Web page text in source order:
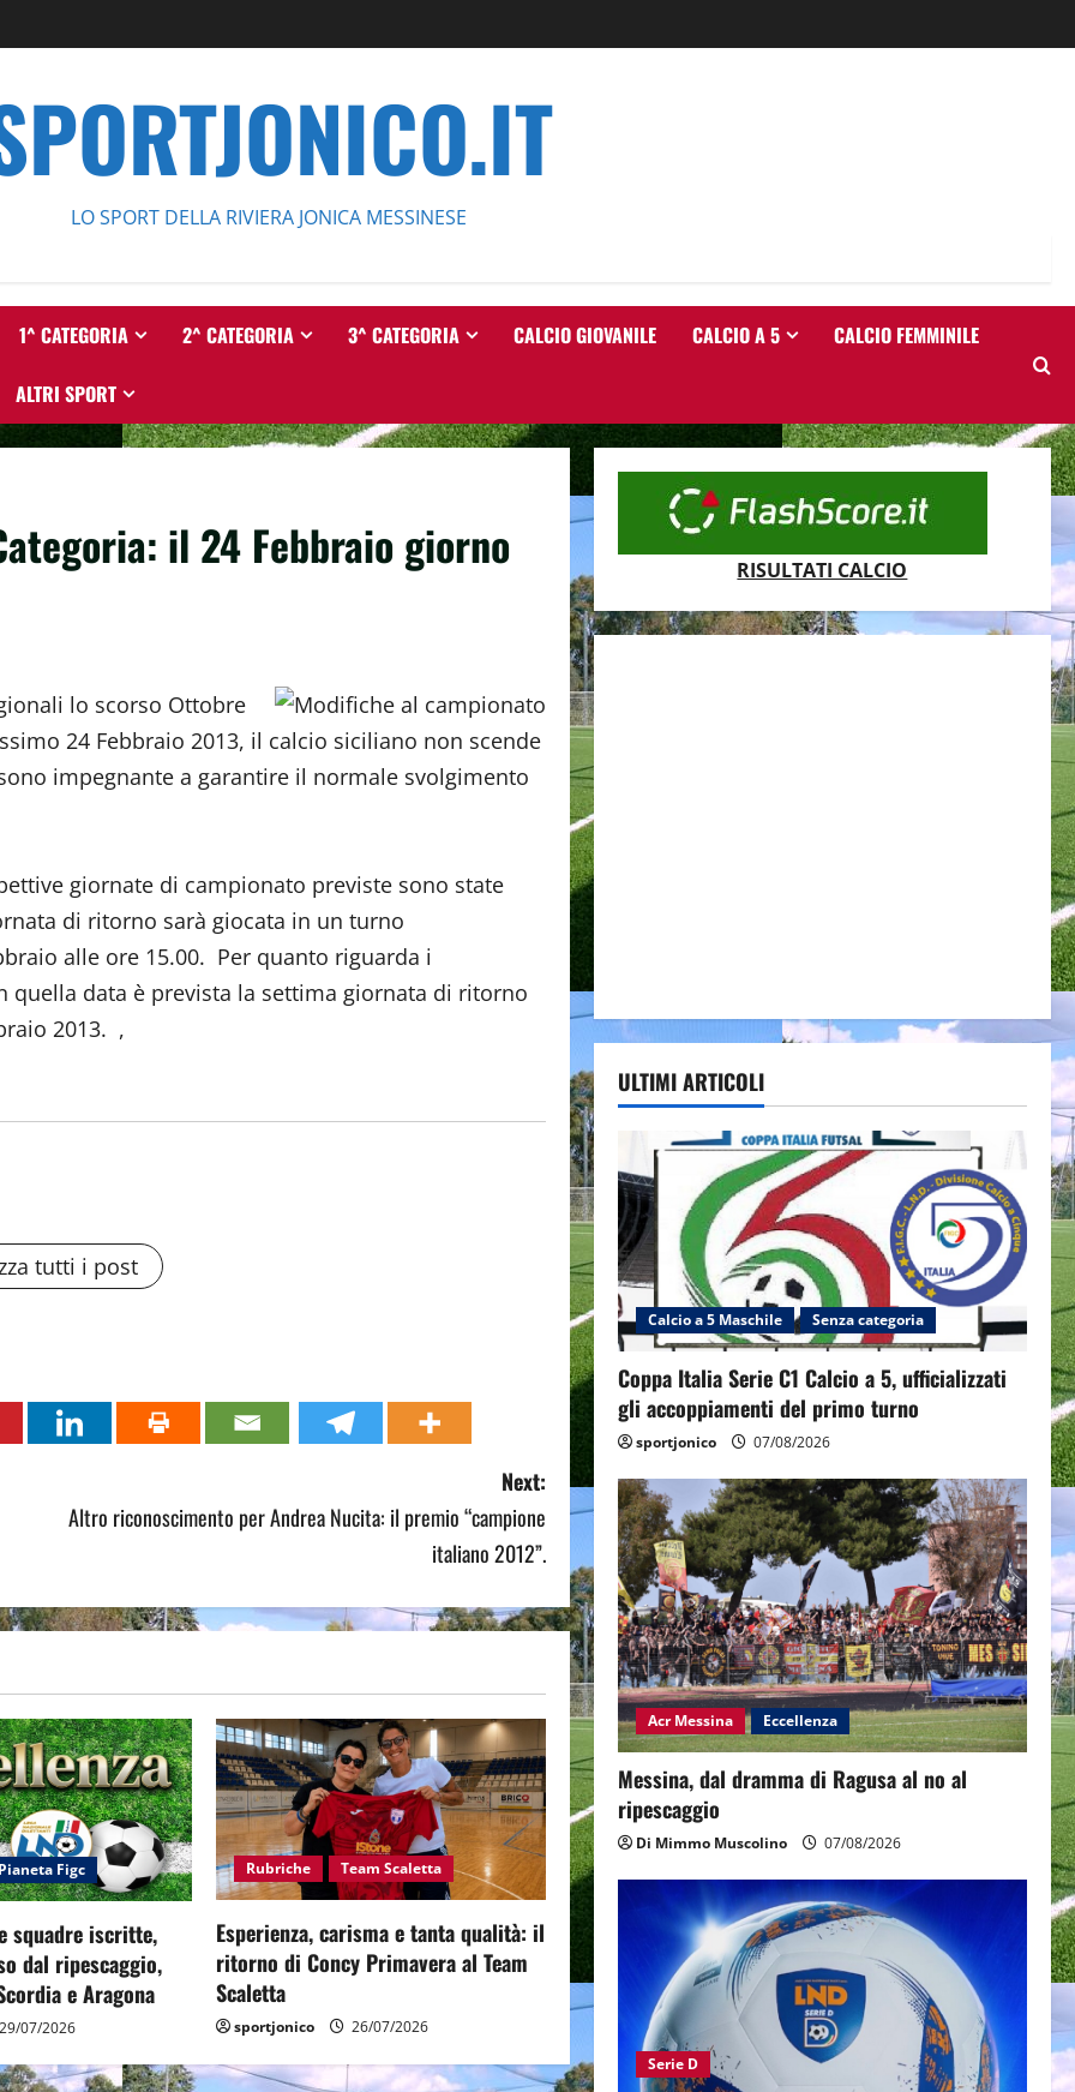
LO SPORT DELLA RIVIERA JONICA MESSINESE
1^ CATEGORIA 2^ CATEGORIA 3^ CATEGORIA CALCIO GIOVANILE CALCIO A 5 CALCIO FEMMINILE
ALTRI SPORT
il 24 Febbraio giorno
lo scorso Ottobre
24 Febbraio 2013, il calcio siciliano non scende
impegnante a garantire il normale svolgimento
giornate di campionato previste sono state
di ritorno sarà giocata in un turno
alle ore 15.00. Per quanto riguarda i
quella data è prevista la settima giornata di ritorno
2013. ,
tutti i post
Next:
Altro riconoscimento per Andrea Nucita: il premio “campione
italiano 2012”.
Pianeta Figc
squadre iscritte,
dal ripescaggio,
e Aragona
29/07/2026
Rubriche Team Scaletta
Esperienza, carisma e tanta qualità: il
ritorno di Concy Primavera al Team
Scaletta
sportjonico 26/07/2026
RISULTATI CALCIO
ULTIMI ARTICOLI
Calcio a 5 Maschile Senza categoria
Coppa Italia Serie C1 Calcio a 5, ufficializzati
gli accoppiamenti del primo turno
sportjonico 07/08/2026
Acr Messina Eccellenza
Messina, dal dramma di Ragusa al no al
ripescaggio
Di Mimmo Muscolino 07/08/2026
Serie D